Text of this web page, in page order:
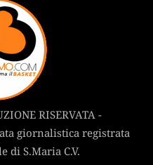
RISERVATA -
giornalistica registrata
di S.Maria C.V.